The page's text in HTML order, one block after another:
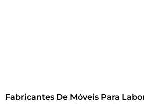
Fabricantes De Móveis Para